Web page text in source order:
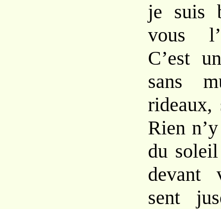
je suis
vous
C’est
sans
rideaux,
Rien
du
devant
sent